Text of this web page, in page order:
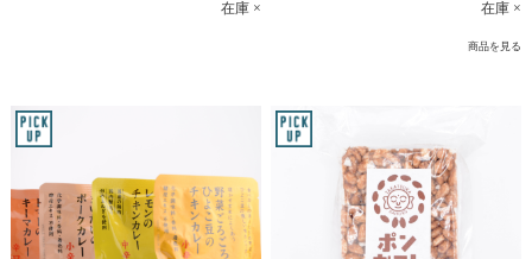
在庫 × 在庫 ×
商品を見る